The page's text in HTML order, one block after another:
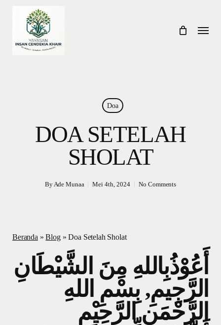
content
Menu
Doa
DOA SETELAH
SHOLAT
ByAde Munaa Mei 4th, 2024 No Comments
Beranda »Blog»Doa Setelah Sholat
أَعُوْذُبِاللهِ مِنَ الشَّيْطَانِ
الرَّجِيمِ, بِسْمِ اللهِ
الرَّحْمَنِ الرَّحِيْمِ